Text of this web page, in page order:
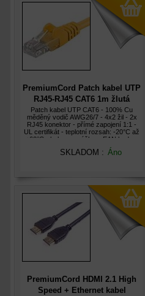
PremiumCord Patch kabel UTP
RJ45-RJ45 CAT6 1m žlutá
Patch kabel UTP CAT6 - 100% Cu
měděný vodič AWG26/7 - 4x2 žil - 2x
RJ45 konektor - přímé zapojení 1:1 -
UL certifikát - teplotní rozsah: -20°C až
+60°C - baleno v sáčku s EAN kodem
SKLADOM : Áno
PremiumCord HDMI 2.1 High
Speed + Ethernet kabel